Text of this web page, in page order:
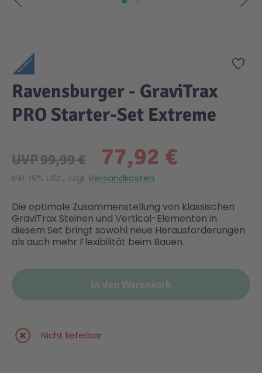
Zur
Ravensburger - GraviTrax
PRO Starter-Set Extreme
77,92 €
UVP99,99 €
Inkl. 19% USt., zzgl. Versandkosten
Die optimale Zusammenstellung von klassischen
GraviTrax Steinen und Vertical-Elementen in
diesem Set bringt sowohl neue Herausforderungen
als auch mehr Flexibilität beim Bauen.
In den Warenkorb
Nicht lieferbar